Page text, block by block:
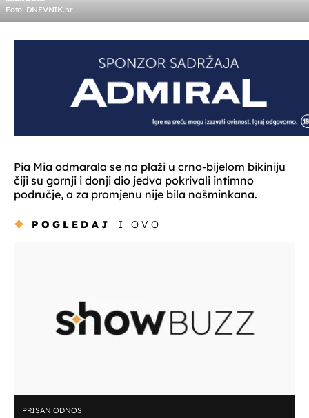
Foto: DNEVNIK.hr
Pia Mia odmarala se na plaži u crno-bijelom bikiniju
čiji su gornji i donji dio jedva pokrivali intimno
područje, a za promjenu nije bila našminkana.
POGLEDAJ I OVO
PRISAN ODNOS